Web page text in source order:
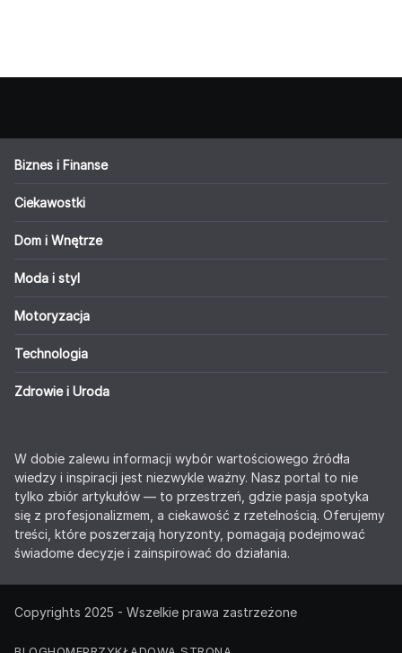
Biznes i Finanse
Ciekawostki
Dom i Wnętrze
Moda i styl
Motoryzacja
Technologia
Zdrowie i Uroda
W dobie zalewu informacji wybór wartościowego źródła
wiedzy i inspiracji jest niezwykle ważny. Nasz portal to nie
tylko zbiór artykułów — to przestrzeń, gdzie pasja spotyka
się z profesjonalizmem, a ciekawość z rzetelnością. Oferujemy
treści, które poszerzają horyzonty, pomagają podejmować
świadome decyzje i zainspirować do działania.
Copyrights 2025 - Wszelkie prawa zastrzeżone